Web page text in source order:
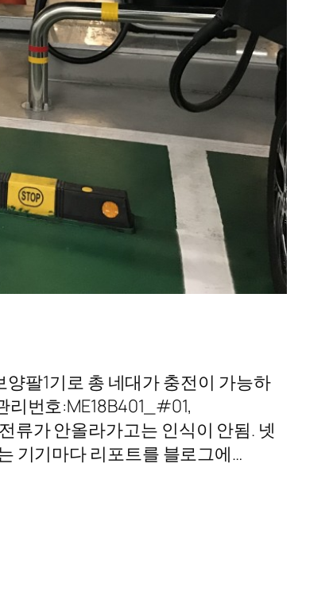
팔1기로 총 네대가 충전이 가능하
리번호:ME18B401_#01,
류가 안올라가고는 인식이 안됨. 넷
기기마다 리포트를 블로그에…